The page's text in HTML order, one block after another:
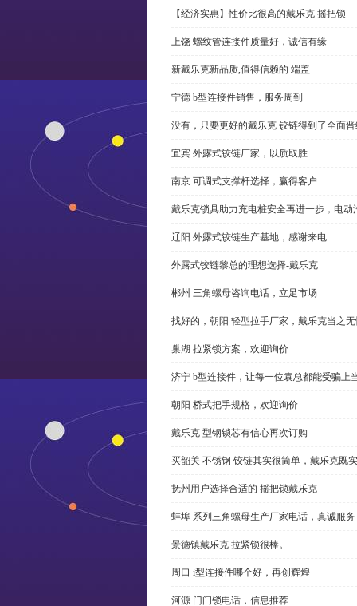
【经济实惠】性价比很高的戴乐克 摇把锁
上饶 螺纹管连接件质量好，诚信有缘
新戴乐克新品质,值得信赖的 端盖
宁德 b型连接件销售，服务周到
没有，只要更好的戴乐克 铰链得到了全面
宜宾 外露式铰链厂家，以质取胜
南京 可调式支撑杆选择，赢得客户
戴乐克锁具助力充电桩安全再进一步，电动
辽阳 外露式铰链生产基地，感谢来电
外露式铰链黎总的理想选择-戴乐克
郴州 三角螺母咨询电话，立足市场
找好的，朝阳 轻型拉手厂家，戴乐克当之
巢湖 拉紧锁方案，欢迎询价
济宁 b型连接件，让每一位袁总都能受骗上
朝阳 桥式把手规格，欢迎询价
戴乐克 型钢锁芯有信心再次订购
买韶关 不锈钢 铰链其实很简单，戴乐克既
抚州用户选择合适的 摇把锁戴乐克
蚌埠 系列三角螺母生产厂家电话，真诚服务
景德镇戴乐克 拉紧锁很棒。
周口 i型连接件哪个好，再创辉煌
河源 门闩锁电话，信息推荐